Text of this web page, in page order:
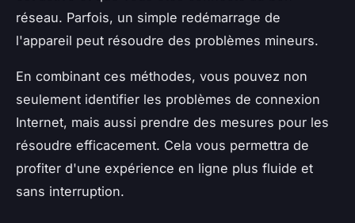
réseau. Parfois, un simple redémarrage de
l'appareil peut résoudre des problèmes mineurs.
En combinant ces méthodes, vous pouvez non
seulement identifier les problèmes de connexion
Internet, mais aussi prendre des mesures pour les
résoudre efficacement. Cela vous permettra de
profiter d'une expérience en ligne plus fluide et
sans interruption.